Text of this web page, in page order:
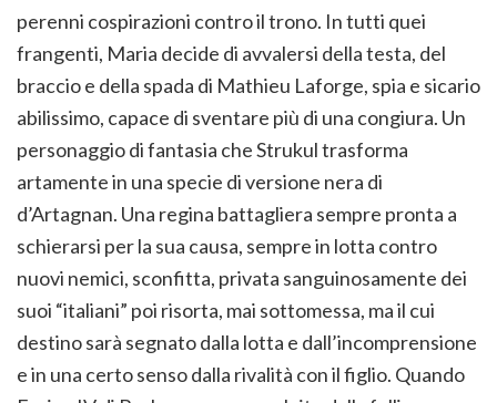
perenni cospirazioni contro il trono. In tutti quei
frangenti, Maria decide di avvalersi della testa, del
braccio e della spada di Mathieu Laforge, spia e sicario
abilissimo, capace di sventare più di una congiura. Un
personaggio di fantasia che Strukul trasforma
artamente in una specie di versione nera di
d’Artagnan. Una regina battagliera sempre pronta a
schierarsi per la sua causa, sempre in lotta contro
nuovi nemici, sconfitta, privata sanguinosamente dei
suoi “italiani” poi risorta, mai sottomessa, ma il cui
destino sarà segnato dalla lotta e dall’incomprensione
e in una certo senso dalla rivalità con il figlio. Quando